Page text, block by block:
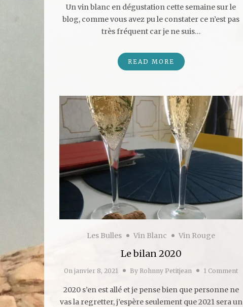
Un vin blanc en dégustation cette semaine sur le
blog, comme vous avez pu le constater ce n’est pas
très fréquent car je ne suis…
READ MORE
Les Bulles Vin Blanc Vin Rouge
Le bilan 2020
On janvier 8, 2021 By Rohnny Petitjean 1 Comment
2020 s’en est allé et je pense bien que personne ne
vas la regretter, j’espère seulement que 2021 sera un